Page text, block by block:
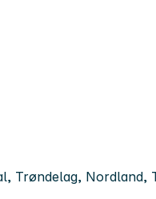
Trøndelag, Nordland,